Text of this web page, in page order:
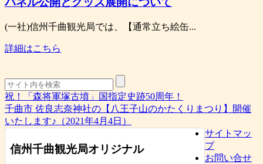
(一社)信州千曲観光局では、【通常立ち絵缶...
詳細はこちら
祝！「森将軍塚古墳」国指定史跡50周年！
千曲市 佐良志奈神社の【八王子山のかたくりまつり】開催
いたします♪（2021年4月4日）
信州千曲観光局オリジナル
サイトマッ
プ
お問い合せ